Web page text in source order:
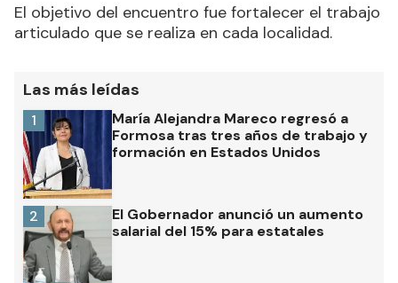
El objetivo del encuentro fue fortalecer el trabajo
articulado que se realiza en cada localidad.
Las más leídas
María Alejandra Mareco regresó a
Formosa tras tres años de trabajo y
formación en Estados Unidos
1
El Gobernador anunció un aumento
salarial del 15% para estatales
2